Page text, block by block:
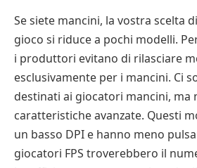
Se siete mancini, la vostra scelta
gioco si riduce a pochi modelli.
i produttori evitano di rilasciare
esclusivamente per i mancini. Ci
destinati ai giocatori mancini, ma
caratteristiche avanzate. Questi
un basso DPI e hanno meno
giocatori FPS troverebbero il